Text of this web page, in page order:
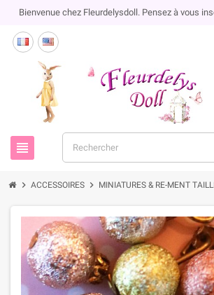
Bienvenue chez Fleurdelysdoll. Pensez à vous
view_headline
chevron_right ACCESSOIRES chevron_right MINIATURES & RE-MENT